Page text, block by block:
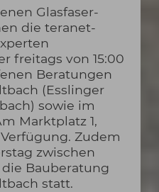
Glasfaser-
die teranet-
freitags von 15:00
Beratungen
(Esslinger
sowie im
Marktplatz 1,
Zudem
zwischen
die Bauberatung
statt.